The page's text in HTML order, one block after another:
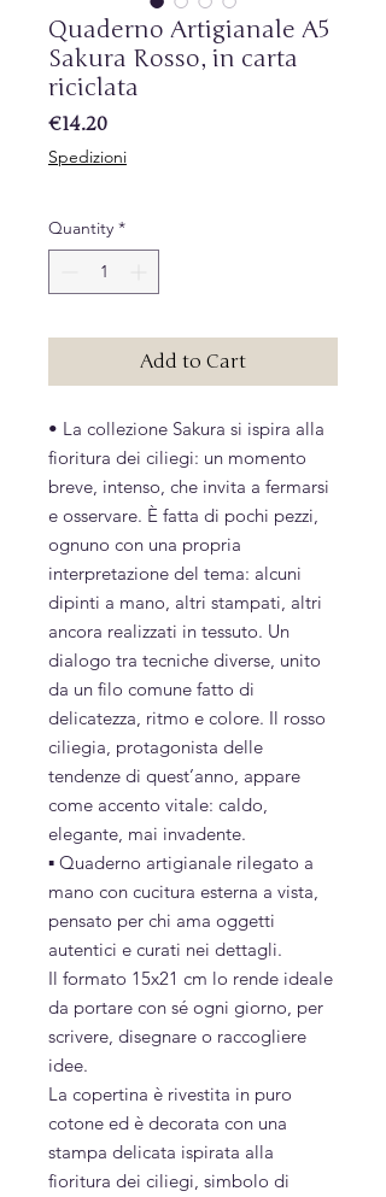
Quaderno Artigianale A5
Sakura Rosso, in carta
riciclata
€14.20Price
Spedizioni
Quantity *
Add to Cart
• La collezione Sakura si ispira alla
fioritura dei ciliegi: un momento
breve, intenso, che invita a fermarsi
e osservare. È fatta di pochi pezzi,
ognuno con una propria
interpretazione del tema: alcuni
dipinti a mano, altri stampati, altri
ancora realizzati in tessuto. Un
dialogo tra tecniche diverse, unito
da un filo comune fatto di
delicatezza, ritmo e colore. Il rosso
ciliegia, protagonista delle
tendenze di quest’anno, appare
come accento vitale: caldo,
elegante, mai invadente.
▪︎ Quaderno artigianale rilegato a
mano con cucitura esterna a vista,
pensato per chi ama oggetti
autentici e curati nei dettagli.
Il formato 15x21 cm lo rende ideale
da portare con sé ogni giorno, per
scrivere, disegnare o raccogliere
idee.
La copertina è rivestita in puro
cotone ed è decorata con una
stampa delicata ispirata alla
fioritura dei ciliegi, simbolo di